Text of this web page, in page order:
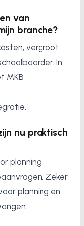
van
branche?
vergroot
In
MKB
nu praktisch
planning,
Zeker
planning en